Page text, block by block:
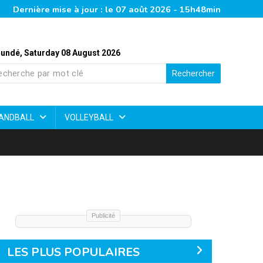
Dernière mise à jour : le 07 août 2026 - 15h48min
Saturday 08 August 2026
Rechercher
VOLLEYBALL
Publicité
LES PLUS POPULAIRES
Élite Two 2026 : bilan chiffré d’une